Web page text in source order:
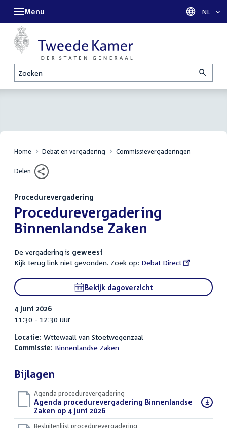
Zoeken
Menu Taal
NL
Home Debat en vergadering Commissievergaderingen
Delen
Procedurevergadering
:Procedurevergadering
Binnenlandse Zaken
De vergadering is geweest
Kijk terug link niet gevonden. Zoek op: External
Debat Direct
Bekijk dagoverzicht
4 juni 2026
11:30 - 12:30 uur
Locatie: Wttewaall van Stoetwegenzaal
Commissie: Binnenlandse Zaken
Bijlagen
Agenda procedurevergadering
Download
bestand:
Agenda procedurevergadering Binnenlandse
Zaken op 4 juni 2026(PDF)
Besluitenlijst procedurevergadering